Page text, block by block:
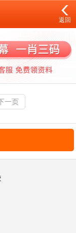
返回
一页